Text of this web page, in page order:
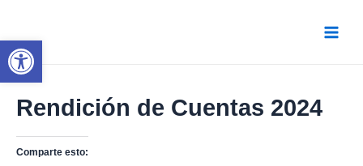
Main
Rendición de Cuentas 2024
Comparte esto:
Abrir barra de herramientas